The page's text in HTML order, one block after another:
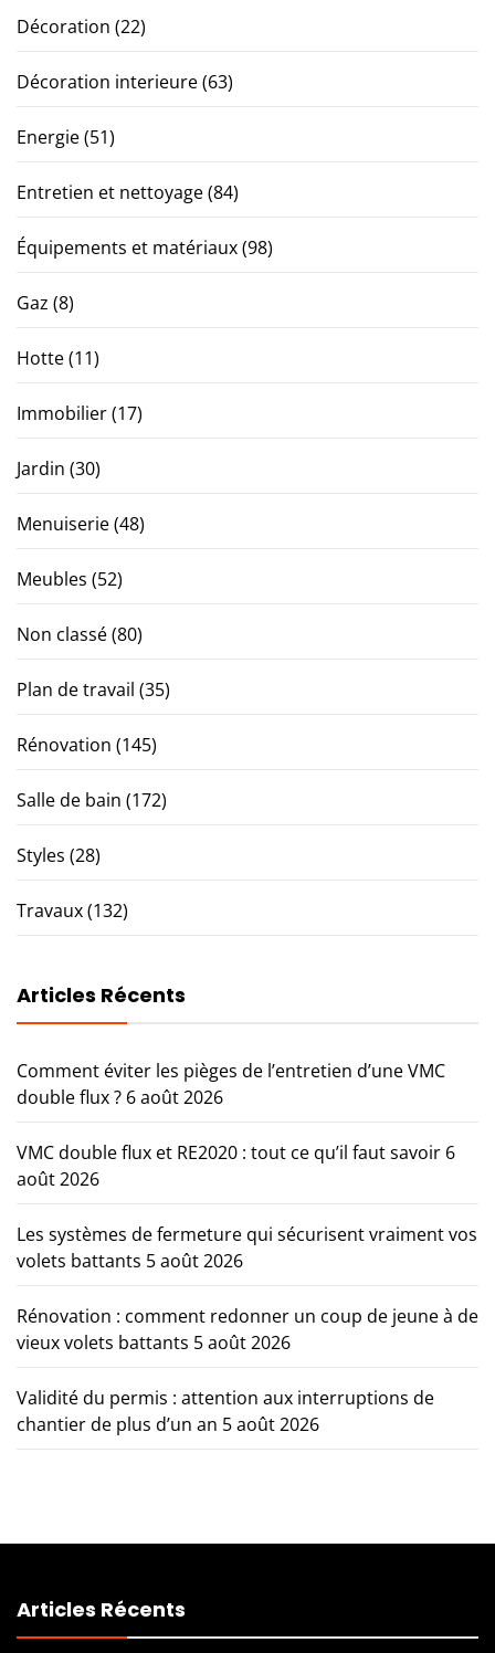
Décoration (22)
Décoration interieure(63)
Energie(51)
Entretien et nettoyage(84)
Équipements et matériaux(98)
Gaz (8)
Hotte(11)
Immobilier(17)
Jardin (30)
Menuiserie(48)
Meubles (52)
Non classé(80)
Plan de travail (35)
Rénovation (145)
Salle de bain (172)
Styles (28)
Travaux(132)
Articles Récents
Comment éviter les pièges de l’entretien d’une VMC
double flux ? 6 août 2026
VMC double flux et RE2020 : tout ce qu’il faut savoir 6
août 2026
Les systèmes de fermeture qui sécurisent vraiment vos
volets battants 5 août 2026
Rénovation : comment redonner un coup de jeune à de
vieux volets battants 5 août 2026
Validité du permis : attention aux interruptions de
chantier de plus d’un an 5 août 2026
Articles Récents